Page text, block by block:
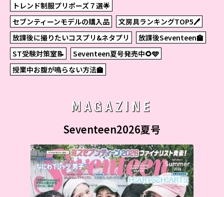
トレンド制服プリポーズ７選🌟
セブンティーンモデルの購入品
文房具ランキングTOP5🖊
放課後に撮りたいコスプリ&ネタプリ
放課後Seventeen🏫
ST受験対策室📝
Seventeen夏号発売中🌻🩵
授業中お腹が鳴らない方法🏫
MAGAZINE
Seventeen2026夏号